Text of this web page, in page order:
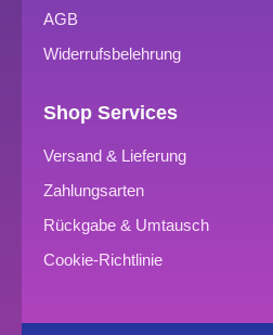
AGB
Widerrufsbelehrung
Shop Services
Versand & Lieferung
Zahlungsarten
Rückgabe & Umtausch
Cookie-Richtlinie